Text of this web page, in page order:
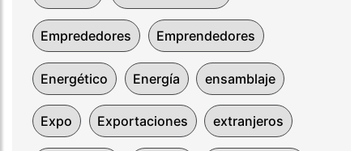
Emprededores Emprendedores
Energético Energía ensamblaje
Expo Exportaciones extranjeros